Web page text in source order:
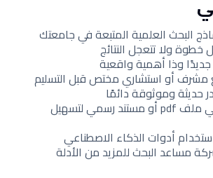
البحث العلمية المتبعة في جامعتك
ولا تتعجل النتائج
وذا أهمية واقعية
مشرف أو استشاري مختص قبل التسليم
حديثة وموثوقة دائمًا
أدرج نتائجك في ملف pdf أو مستند رسمي لتسهيل
أدوات الذكاء الاصطناعي
مساعد البحث للمزيد من الأدلة